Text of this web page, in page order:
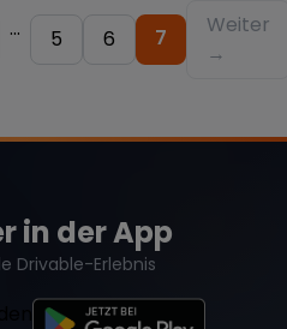
... 5 6 7
Weiter
→
in der App
Drivable-Erlebnis